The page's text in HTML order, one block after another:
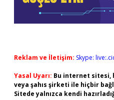
Reklam ve İletişim: Skype:
Yasal Uyarı: Bu internet sitesi,
veya şahıs şirketi ile hiçbir
Sitede yalnızca kendi